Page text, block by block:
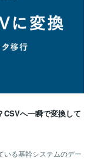
CSVへ一瞬で変換して
いる基幹システムのデー